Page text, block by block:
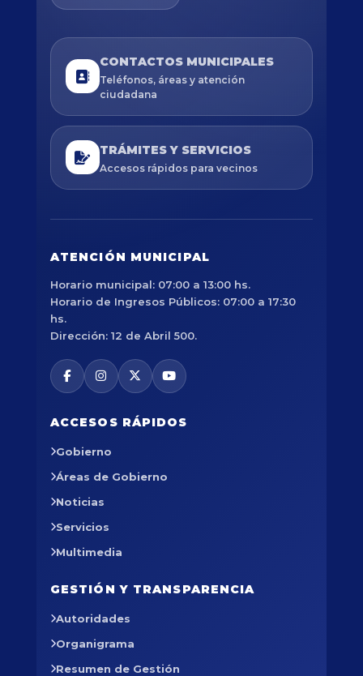
CONTACTOS MUNICIPALES
Teléfonos, áreas y atención
ciudadana
TRÁMITES Y SERVICIOS
Accesos rápidos para vecinos
ATENCIÓN MUNICIPAL
Horario municipal: 07:00 a 13:00 hs.
Horario de Ingresos Públicos: 07:00 a 17:30
hs.
Dirección: 12 de Abril 500.
ACCESOS RÁPIDOS
Gobierno
Áreas de Gobierno
Noticias
Servicios
Multimedia
GESTIÓN Y TRANSPARENCIA
Autoridades
Organigrama
Resumen de Gestión